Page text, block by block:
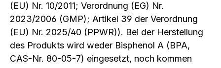
(EU) Nr. 10/2011; Verordnung (EG) Nr.
2023/2006 (GMP); Artikel 39 der Verordnung
(EU) Nr. 2025/40 (PPWR)). Bei der Herstellung
des Produkts wird weder Bisphenol A (BPA,
CAS-Nr. 80-05-7) eingesetzt, noch kommen